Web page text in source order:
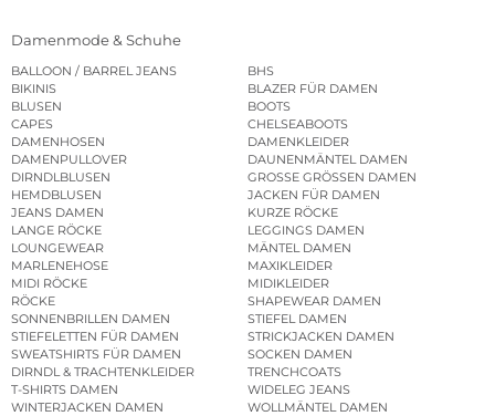
Damenmode & Schuhe
BALLOON / BARREL JEANS
BHS
BIKINIS
BLAZER FÜR DAMEN
BLUSEN
BOOTS
CAPES
CHELSEABOOTS
DAMENHOSEN
DAMENKLEIDER
DAMENPULLOVER
DAUNENMÄNTEL DAMEN
DIRNDLBLUSEN
GROSSE GRÖSSEN DAMEN
HEMDBLUSEN
JACKEN FÜR DAMEN
JEANS DAMEN
KURZE RÖCKE
LANGE RÖCKE
LEGGINGS DAMEN
LOUNGEWEAR
MÄNTEL DAMEN
MARLENEHOSE
MAXIKLEIDER
MIDI RÖCKE
MIDIKLEIDER
RÖCKE
SHAPEWEAR DAMEN
SONNENBRILLEN DAMEN
STIEFEL DAMEN
STIEFELETTEN FÜR DAMEN
STRICKJACKEN DAMEN
SWEATSHIRTS FÜR DAMEN
SOCKEN DAMEN
DIRNDL & TRACHTENKLEIDER
TRENCHCOATS
T-SHIRTS DAMEN
WIDELEG JEANS
WINTERJACKEN DAMEN
WOLLMÄNTEL DAMEN